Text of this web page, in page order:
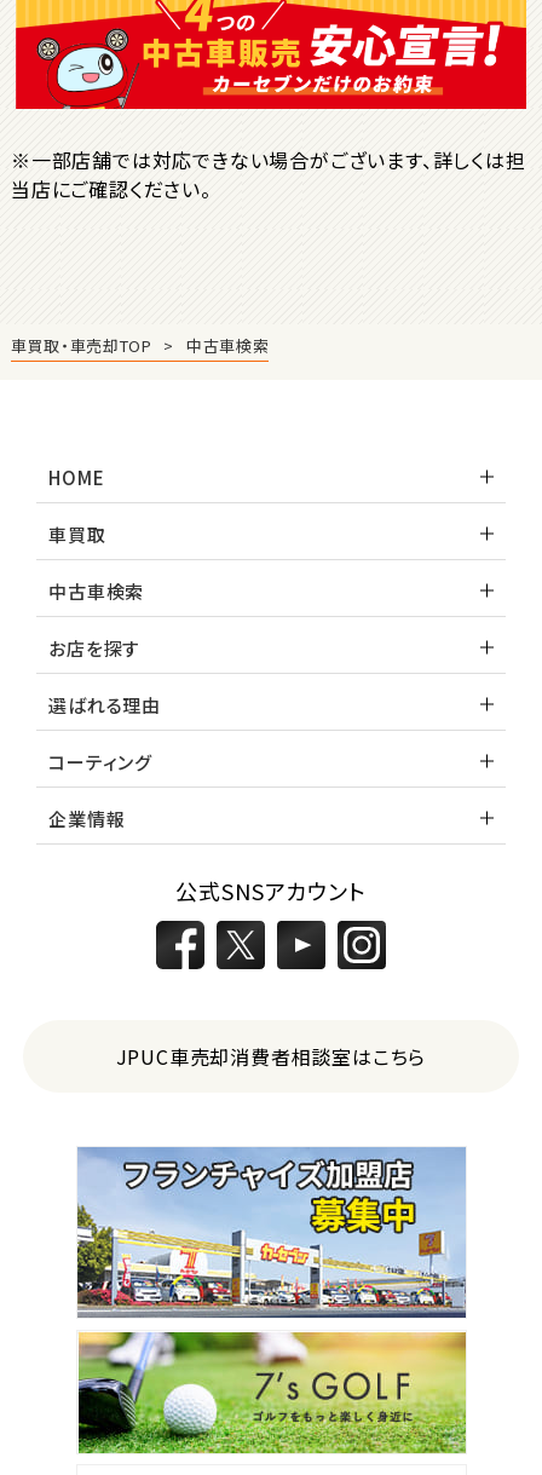
1 位
トヨタ
ヤリスクロス
※一部店舗では対応できない場合がございます、詳しくは担
当店にご確認ください。
車買取・車売却TOP 中古車検索
HOME
車買取
中古車検索
お店を探す
選ばれる理由
コーティング
企業情報
公式SNSアカウント
JPUC車売却消費者相談室はこちら